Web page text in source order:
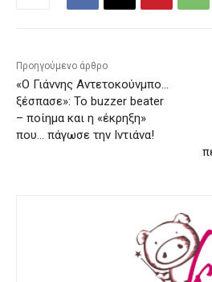
Προηγούμενο άρθρο
«Ο Γιάννης Αντετοκούνμπο…
ξέσπασε»: Το buzzer beater
– ποίημα και η «έκρηξη»
που… πάγωσε την Ιντιάνα!